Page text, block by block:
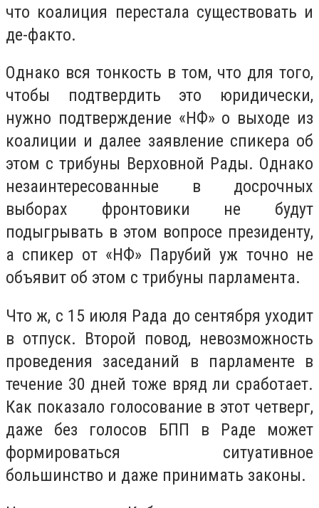
что коалиция перестала существовать и
де-факто.
Однако вся тонкость в том, что для того,
чтобы подтвердить это юридически,
нужно подтверждение «НФ» о выходе из
коалиции и далее заявление спикера об
этом с трибуны Верховной Рады. Однако
незаинтересованные в досрочных
выборах фронтовики не будут
подыгрывать в этом вопросе президенту,
а спикер от «НФ» Парубий уж точно не
объявит об этом с трибуны парламента.
Что ж, с 15 июля Рада до сентября уходит
в отпуск. Второй повод, невозможность
проведения заседаний в парламенте в
течение 30 дней тоже вряд ли сработает.
Как показало голосование в этот четверг,
даже без голосов БПП в Раде может
формироваться ситуативное
большинство и даже принимать законы.